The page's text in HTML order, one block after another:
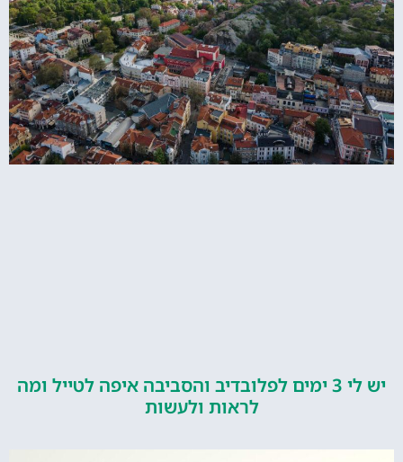
יש לי 3 ימים לפלובדיב והסביבה איפה לטייל ומה
לראות ולעשות